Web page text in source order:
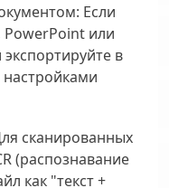
Если
PowerPoint или
в
сканированных
(распознавание
как "текст +